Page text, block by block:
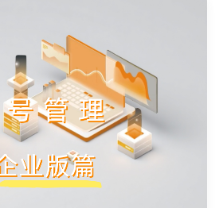
。攻击者利用.NET Framework自带系
在用户设备中隐秘执行远程控制、浏
为。本次攻击所用C2地址隶属于
是黑产常用的窃密控端通道。目前，
对该行为的拦截与查杀。